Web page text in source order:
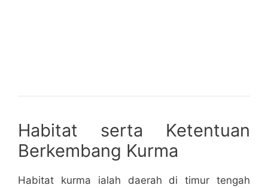
Habitat serta Ketentuan
Berkembang Kurma
Habitat kurma ialah daerah di timur tengah